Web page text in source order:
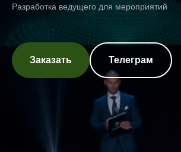
Разработка ведущего для мероприятий
Заказать Телеграм